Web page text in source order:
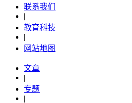
联系我们
|
教育科技
|
网站地图
文章
|
专题
|